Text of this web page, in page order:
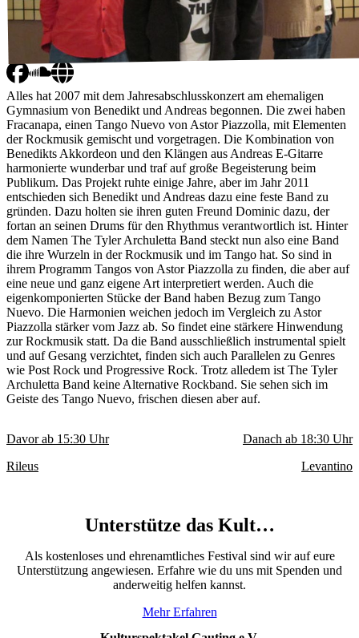
Alles hat 2007 mit dem Jahresabschlusskonzert am ehemaligen
Gymnasium von Benedikt und Andreas begonnen. Die zwei haben
Fracanapa, einen Tango Nuevo von Astor Piazzolla, mit Elementen
der Rockmusik gemischt und vorgetragen. Die Kombination von
Benedikts Akkordeon und den Klängen aus Andreas E-Gitarre
harmonierte wunderbar und traf auf große Begeisterung beim
Publikum. Das Projekt ruhte einige Jahre, aber im Jahr 2011
entschieden sich Benedikt und Andreas dazu eine feste Band zu
gründen. Dazu holten sie ihren guten Freund Dominic dazu, der
fortan an seinen Drums für den Rhythmus verantwortlich ist. Hinter
dem Namen The Tyler Archuletta Band steckt nun also eine Band
die ihre Wurzeln in der Rockmusik und im Tango hat. So sind in
ihrem Programm Tangos von Astor Piazzolla zu finden, die aber auf
eine neue und ganz eigene Art interpretiert werden. Auch die
eigenkomponierten Stücke der Band haben Bezug zum Tango
Nuevo. Die Harmonien weichen jedoch im Vergleich zu Astor
Piazzolla stärker vom Jazz ab. So findet eine stärkere Hinwendung
zur Rockmusik statt. Da die Band ausschließlich instrumental spielt
und auf Gesang verzichtet, finden sich auch Parallelen zu Genres
wie Post Rock und Progressive Rock. Trotz alledem ist The Tyler
Archuletta Band keine Alternative Rockband. Sie sehen sich im
Geiste des Tango Nuevo, frischen diesen aber auf.
Davor ab 15:30 Uhr
Rileus
Danach ab 18:30 Uhr
Levantino
Unterstütze das Kult…
Als kostenloses und ehrenamtliches Festival sind wir auf eure
Unterstützung angewiesen. Erfahre wie du uns mit Spenden und
anderweitig helfen kannst.
Mehr Erfahren